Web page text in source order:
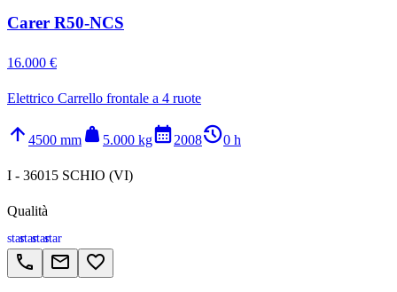
Carer R50-NCS
16.000 €
Elettrico Carrello frontale a 4 ruote
arrow_upward 4500 mm weight 5.000 kgcalendar_month2008history_20 h
I - 36015 SCHIO (VI)
Qualità
starstarstarstar
call email favorite_border